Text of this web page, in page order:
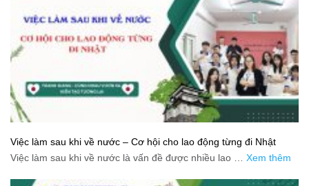
Việc làm sau khi về nước – Cơ hội cho lao động từng đi Nhật
Việc làm sau khi về nước là vấn đề được nhiều lao … Xem thêm